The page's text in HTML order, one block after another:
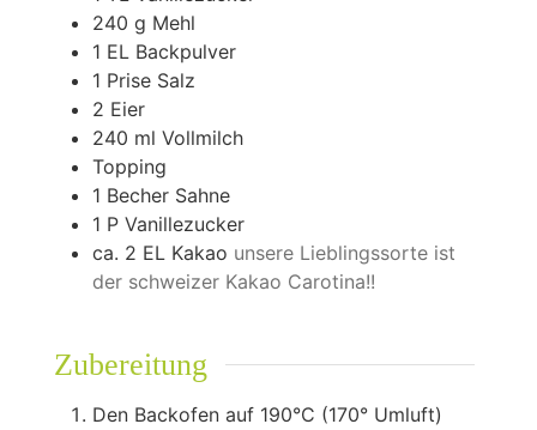
240 g Mehl
1 EL Backpulver
1 Prise Salz
2 Eier
240 ml Vollmilch
Topping
1 Becher Sahne
1 P Vanillezucker
ca. 2 EL Kakao unsere Lieblingssorte ist
der schweizer Kakao Carotina!!
Zubereitung
Den Backofen auf 190°C (170° Umluft)